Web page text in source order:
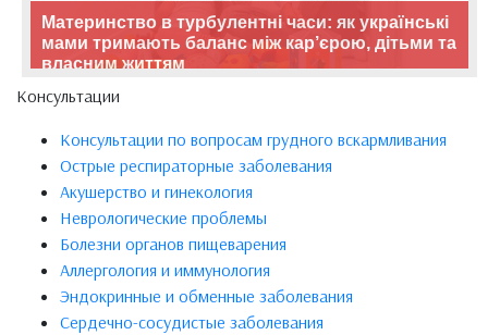
Материнство в турбулентні часи: як українські
мами тримають баланс між кар’єрою, дітьми та
власним життям
Консультации
Консультации по вопросам грудного вскармливания
Острые респираторные заболевания
Акушерство и гинекология
Неврологические проблемы
Болезни органов пищеварения
Аллергология и иммунология
Эндокринные и обменные заболевания
Сердечно-сосудистые заболевания